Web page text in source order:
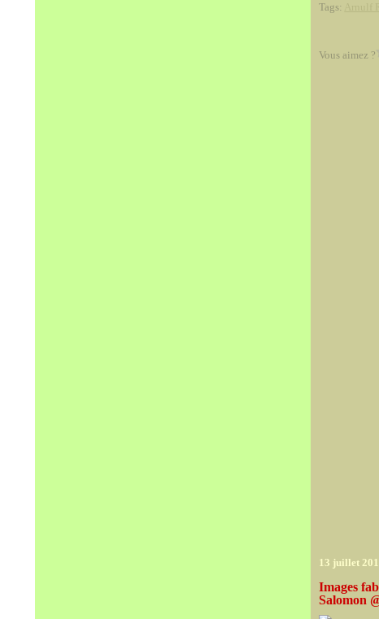
Tags:
Vous aimez ?
13 juillet
Images
Salomon